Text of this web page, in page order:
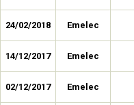
24/02/2018 Emelec
14/12/2017 Emelec
02/12/2017 Emelec